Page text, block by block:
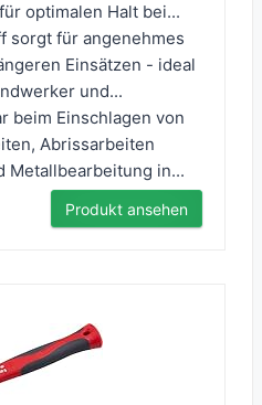
optimalen Halt bei...
sorgt für angenehmes
Einsätzen - ideal
und...
beim Einschlagen von
Abrissarbeiten
Metallbearbeitung in...
Produkt ansehen